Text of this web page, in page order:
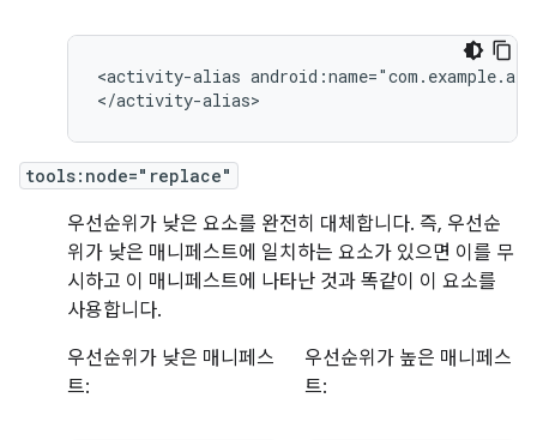
<activity-alias
</activity-alias>
tools:node="replace"
우선순위가 낮은 요소를 완전히 대체합니다. 즉, 우선순
위가 낮은 매니페스트에 일치하는 요소가 있으면 이를 무
시하고 이 매니페스트에 나타난 것과 똑같이 이 요소를
사용합니다.
우선순위가 낮은 매니페스
트:
우선순위가 높은 매니페스
트: